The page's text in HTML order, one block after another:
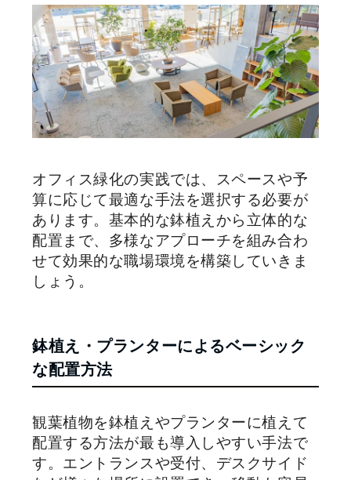
オフィス緑化の実践では、スペースや予
算に応じて最適な手法を選択する必要が
あります。基本的な鉢植えから立体的な
配置まで、多様なアプローチを組み合わ
せて効果的な職場環境を構築していきま
しょう。
鉢植え・プランターによるベーシック
な配置方法
観葉植物を鉢植えやプランターに植えて
配置する方法が最も導入しやすい手法で
す。エントランスや受付、デスクサイド